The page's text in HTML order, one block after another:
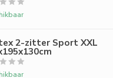
2-zitter Sport XXL